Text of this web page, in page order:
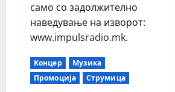
само со задолжително
наведување на изворот:
www.impulsradio.mk.
Концер
Музика
Промоција
Струмица